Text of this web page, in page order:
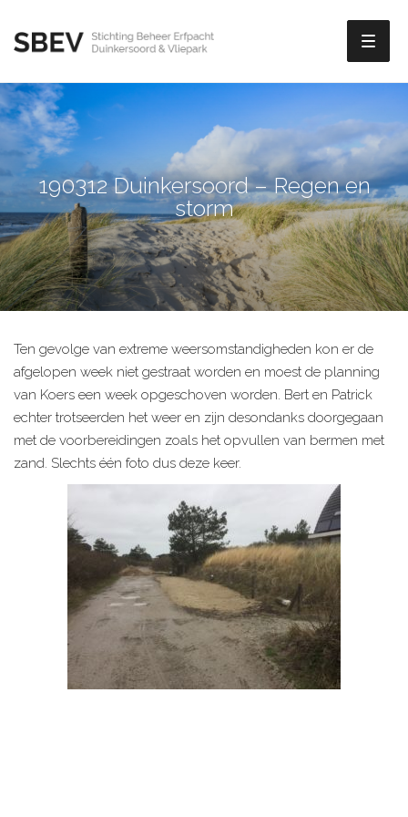
190312 Duinkersoord – Regen en
storm
Ten gevolge van extreme weersomstandigheden kon er de
afgelopen week niet gestraat worden en moest de planning
van Koers een week opgeschoven worden. Bert en Patrick
echter trotseerden het weer en zijn desondanks doorgegaan
met de voorbereidingen zoals het opvullen van bermen met
zand. Slechts één foto dus deze keer.